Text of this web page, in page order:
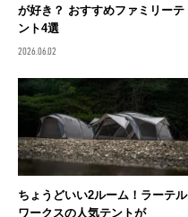
が好き？ おすすめファミリーテ
ント4選
2026.06.02
ちょうどいい2ルーム！ラーテル
ワークスの人気テントが